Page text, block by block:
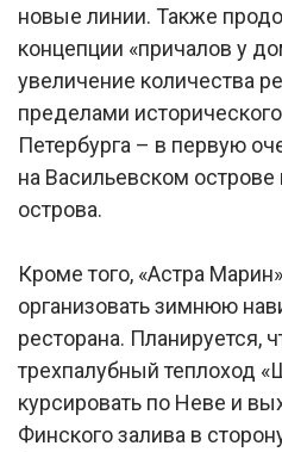
новые линии. Также
концепции «причалов у
увеличение количества
пределами
Петербурга – в первую
на Васильевском острове
острова.
Кроме того, «Астра
организовать зимнюю
ресторана. Планируется,
трехпалубный теплоход
курсировать по Неве и
Финского залива в